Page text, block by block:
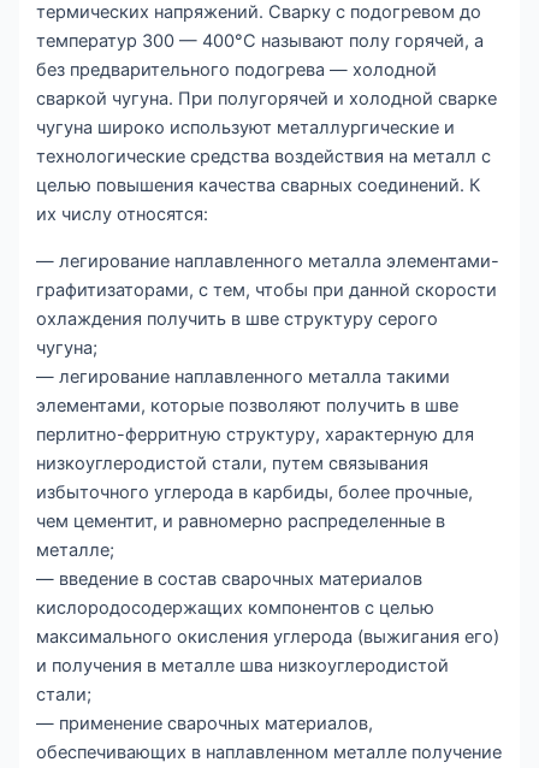
термических напряжений. Сварку с подогревом до
температур 300 — 400°С называют полу горячей, а
без предварительного подогрева — холодной
сваркой чугуна. При полугорячей и холодной сварке
чугуна широко используют металлургические и
технологические средства воздействия на металл с
целью повышения качества сварных соединений. К
их числу относятся:
— легирование наплавленного металла элементами-
графитизаторами, с тем, чтобы при данной скорости
охлаждения получить в шве структуру серого
чугуна;
— легирование наплавленного металла такими
элементами, которые позволяют получить в шве
перлитно-ферритную структуру, характерную для
низкоуглеродистой стали, путем связывания
избыточного углерода в карбиды, более прочные,
чем цементит, и равномерно распределенные в
металле;
— введение в состав сварочных материалов
кислородосодержащих компонентов с целью
максимального окисления углерода (выжигания его)
и получения в металле шва низкоуглеродистой
стали;
— применение сварочных материалов,
обеспечивающих в наплавленном металле получение